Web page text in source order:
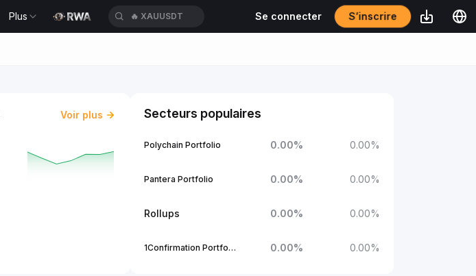
Plus 🔥 XAUUSDT Se connecter S’inscrire
Voir plus Secteurs populaires
Polychain Portfolio 0.00% 0.00%
Pantera Portfolio 0.00% 0.00%
Rollups 0.00% 0.00%
1Confirmation Portfolio 0.00% 0.00%